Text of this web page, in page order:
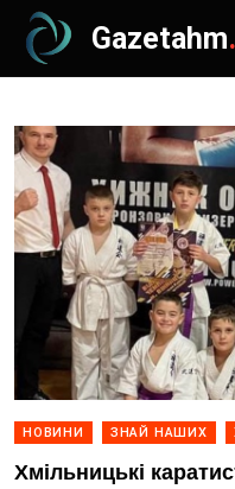
Gazetahm
НОВИНИ ЗНАЙ НАШИХ
Хмільницькі